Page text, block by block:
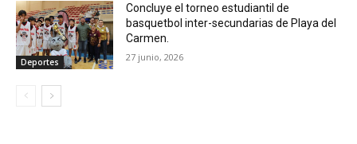
Deportes
Concluye el torneo estudiantil de
basquetbol inter-secundarias de Playa del
Carmen.
27 junio, 2026